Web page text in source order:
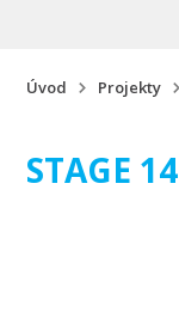
Úvod Projekty
STAGE 14